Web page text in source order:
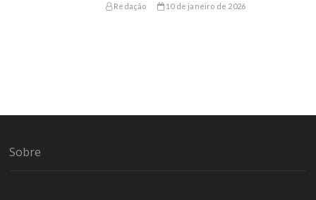
Redação 10 de janeiro de 2026
Sobre